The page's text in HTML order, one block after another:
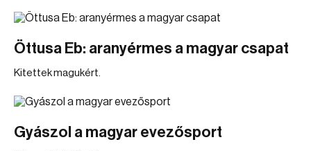
Öttusa Eb: aranyérmes a magyar csapat
Kitettek magukért.
Gyászol a magyar evezősport